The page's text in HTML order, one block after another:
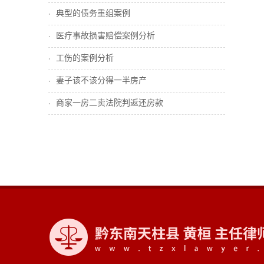
典型的债务重组案例
医疗事故损害赔偿案例分析
工伤的案例分析
妻子该不该分得一半房产
商家一房二卖法院判返还房款